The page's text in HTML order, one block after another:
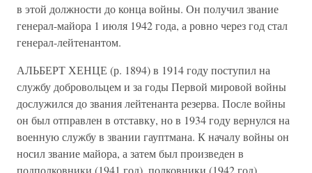
в этой должности до конца войны. Он получил звание
генерал-майора 1 июля 1942 года, а ровно через год стал
генерал-лейтенантом.
АЛЬБЕРТ ХЕНЦЕ (р. 1894) в 1914 году поступил на
службу добровольцем и за годы Первой мировой войны
дослужился до звания лейтенанта резерва. После войны
он был отправлен в отставку, но в 1934 году вернулся на
военную службу в звании гауптмана. К началу войны он
носил звание майора, а затем был произведен в
подполковники (1941 год), полковники (1942 год),